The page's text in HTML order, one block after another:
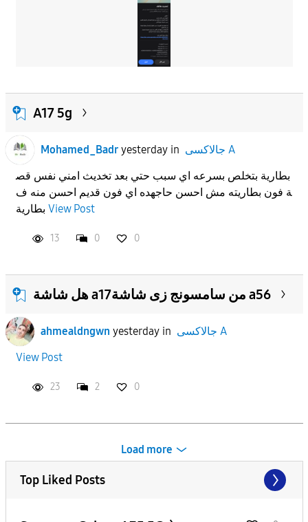
A17 5g
Mohamed_Badr yesterdayin
جالاكسى A
بطارية بتخلص بسرعه اي سبب حتي بعد تخديث امني نفس قص
ة فون بطاريته مش احسن حاجهده اي فون قديم احسن منه ف
View Post
13 0 0
هل شاشة a17من سامسونج زى شاشة a56
ahmealdngwn yesterdayin
جالاكسى A
View Post
23 2 0
Load more
Top Liked Posts